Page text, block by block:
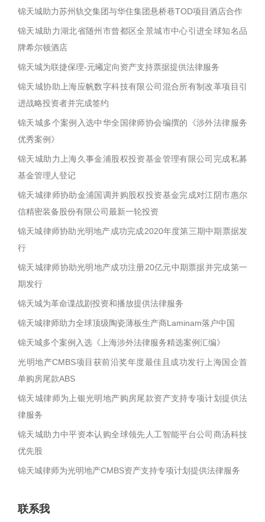
锦天城助力苏州轨交集团与华住集团悬桥巷TOD项目酒店合作
锦天城助力湖北省随州市曾都区全景城市中心引进全球知名品
牌希尔顿酒店
锦天城为联捷保理-元曦定向资产支持票据提供法律服务
锦天城协助上海应帆数字科技有限公司混合所有制改革项目引
进战略投资者并完成签约
锦天城多个案例入选中华全国律师协会编撰的《涉外法律服务
优秀案例》
锦天城助力上海久事金浦股权投资基金管理有限公司完成私募
基金管理人登记
锦天城律师协助金浦国调并购股权投资基金完成对江阴市惠尔
信精密装备股份有限公司最新一轮投资
锦天城律师协助光明地产成功完成2020年度第三期中期票据发
行
锦天城律师协助光明地产成功注册20亿元中期票据并完成第一
期发行
锦天城为革命谍战剧投资和播放提供法律服务
锦天城律师助力全球顶级陶瓷薄板生产商Laminam落户中国
锦天城多个案例入选《上海涉外法律服务精选案例汇编》
光明地产CMBS项目获前沿奖年度最佳且成功发行上海国企首
单购房尾款ABS
锦天城律师为上银光明地产购房尾款资产支持专项计划提供法
律服务
锦天城助力中平资本认购全球领先人工智能平台公司商汤科技
优先股
锦天城律师为光明地产CMBS资产支持专项计划提供法律服务
联系我